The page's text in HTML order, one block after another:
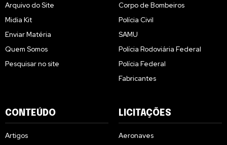
Arquivo do Site
Midia Kit
Enviar Matéria
Quem Somos
Pesquisar no site
Corpo de Bombeiros
Polícia Civil
SAMU
Polícia Rodoviária Federal
Polícia Federal
Fabricantes
CONTEÚDO
Artigos
LICITAÇÕES
Aeronaves